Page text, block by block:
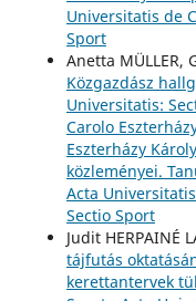
Universitatis de
Sport
Anetta MÜLLER,
Közgazdász
Universitatis:
Carolo
Eszterházy
közleményei.
Acta
Sectio Sport
Judit HERPAINÉ
tájfutás
kerettantervek